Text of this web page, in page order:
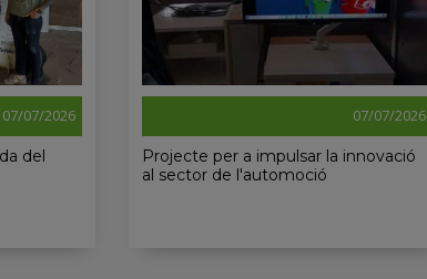
07/07/2026
del
07/07/2026
Projecte per a impulsar la innovació
al sector de l'automoció